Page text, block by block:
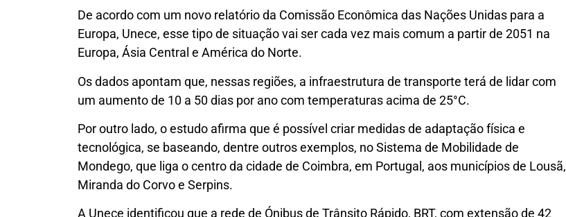
De acordo com um novo relatório da Comissão Econômica das Nações Unidas para a
Europa, Unece, esse tipo de situação vai ser cada vez mais comum a partir de 2051 na
Europa, Ásia Central e América do Norte.
Os dados apontam que, nessas regiões, a infraestrutura de transporte terá de lidar com
um aumento de 10 a 50 dias por ano com temperaturas acima de 25°C.
Por outro lado, o estudo afirma que é possível criar medidas de adaptação física e
tecnológica, se baseando, dentre outros exemplos, no Sistema de Mobilidade de
Mondego, que liga o centro da cidade de Coimbra, em Portugal, aos municípios de Lousã,
Miranda do Corvo e Serpins.
A Unece identificou que a rede de Ónibus de Trânsito Rápido, BRT, com extensão de 42